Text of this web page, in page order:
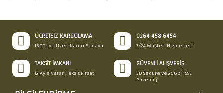
ÜCRETSIZ KARGOLAMA
150TL ve Üzeri Kargo Bedava
0264 458 6454
7/24 Müşteri Hizmetleri
TAKSIT İMKANI
12 Ay'a Varan Taksit Fırsatı
GÜVENLI ALIŞVERIŞ
3D Secure ve 256BİT SSL
Güvenliği